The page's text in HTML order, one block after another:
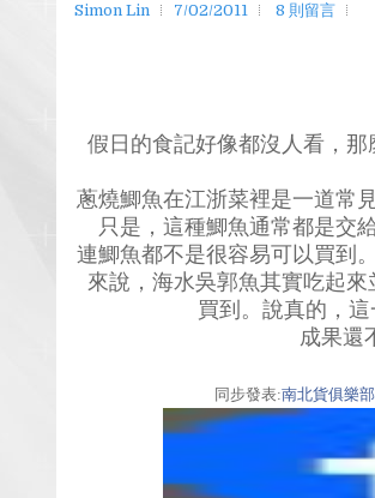
Simon Lin 7/02/2011 8 則留言
假日的食記好像都沒人看，
蔥燒鯽魚在江浙菜裡是一道常
只是，這種鯽魚通常都是交
連鯽魚都不是很容易可以買到
來說，海水吳郭魚其實吃起
買到。說真的，
成果還
同步發表:南北貨俱樂